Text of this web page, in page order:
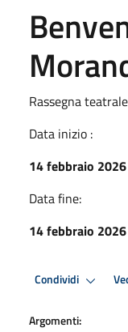
Rassegna
Data inizio :
14 febbraio 2026
Data fine:
14 febbraio 2026
Condividi
Argomenti: